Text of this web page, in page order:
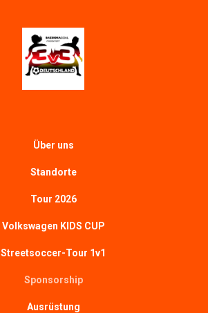
Über uns
Standorte
Tour 2026
Volkswagen KIDS CUP
Streetsoccer-Tour 1v1
Sponsorship
Ausrüstung